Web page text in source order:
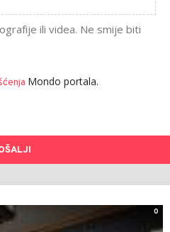
ili videa. Ne smije biti
Mondo portala.
0